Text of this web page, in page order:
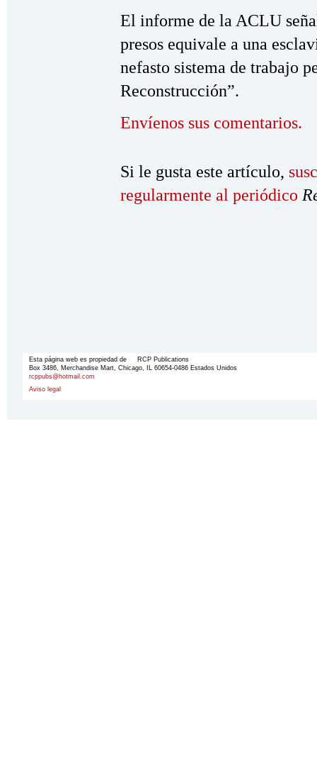
El informe de la ACLU
presos equivale a una
nefasto sistema de trabajo
Reconstrucción”.
Envíenos sus comentarios.
Si le gusta este artículo,
regularmente al periódico
Esta página web es propiedad de RCP Publications
Box 3486, Merchandise Mart, Chicago, IL 60654-0486 Estados Unidos
rcppubs@hotmail.com
Aviso legal